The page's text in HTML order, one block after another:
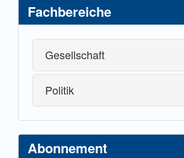
Fachbereiche
Gesellschaft
Politik
Abonnement